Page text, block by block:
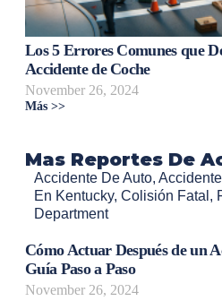
Los 5 Errores Comunes que
Accidente de Coche
November 26, 2024
Más >>
Mas Reportes De
Accidente De Auto,
En Kentucky, Colisión Fatal ,
Department
Cómo Actuar Después de un
Guía Paso a Paso
November 26, 2024